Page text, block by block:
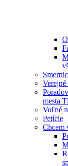
Verejné
mesta
Voľné
Petície
Chcem